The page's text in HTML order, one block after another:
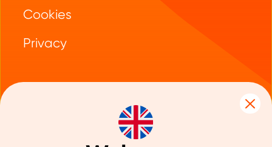
Diet Bar
Green Juice
Voedingsadvies
Veelgestelde vragen
Betaalmogelijkheden
Cookies
Privacy